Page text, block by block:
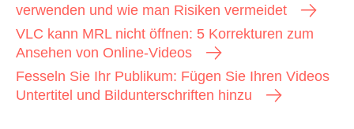
verwenden und wie man Risiken vermeidet
VLC kann MRL nicht öffnen: 5 Korrekturen zum
Ansehen von Online-Videos
Fesseln Sie Ihr Publikum: Fügen Sie Ihren Videos
Untertitel und Bildunterschriften hinzu